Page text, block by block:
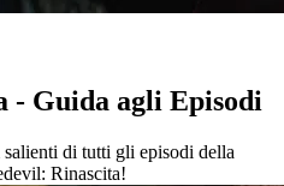
- Guida agli Episodi
di tutti gli episodi della
Rinascita!